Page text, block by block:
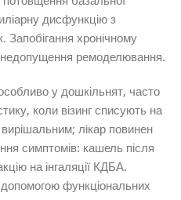
дисфункцію з
хронічному
ремоделювання.
у дошкільнят, часто
коли візинг списують на
лікар повинен
симптомів: кашель після
на інгаляції КДБА.
допомогою функціональних